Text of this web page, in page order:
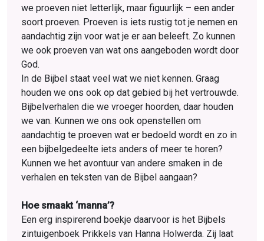
we proeven niet letterlijk, maar figuurlijk – een ander
soort proeven. Proeven is iets rustig tot je nemen en
aandachtig zijn voor wat je er aan beleeft. Zo kunnen
we ook proeven van wat ons aangeboden wordt door
God.
In de Bijbel staat veel wat we niet kennen. Graag
houden we ons ook op dat gebied bij het vertrouwde.
Bijbelverhalen die we vroeger hoorden, daar houden
we van. Kunnen we ons ook openstellen om
aandachtig te proeven wat er bedoeld wordt en zo in
een bijbelgedeelte iets anders of meer te horen?
Kunnen we het avontuur van andere smaken in de
verhalen en teksten van de Bijbel aangaan?
Hoe smaakt ‘manna’?
Een erg inspirerend boekje daarvoor is het Bijbels
zintuigenboek Prikkels van Hanna Holwerda. Zij laat